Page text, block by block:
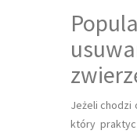
Jeżeli
który